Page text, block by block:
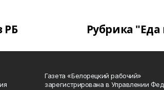
РБ Рубрика
Газета «Белорецкий рабочий»
зарегистрирована в Управлении